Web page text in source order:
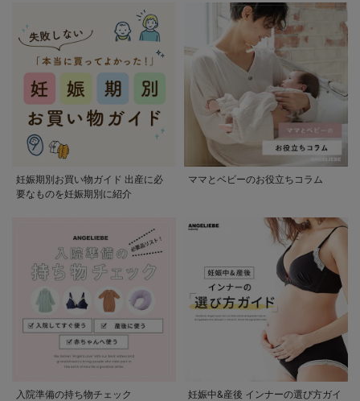
妊娠期別お買い物ガイド 出産に必
要なものを妊娠期別に紹介
ママとベビーのお役立ちコラム
入院準備の持ち物チェック
妊娠中&産後 インナーの選び方ガイ